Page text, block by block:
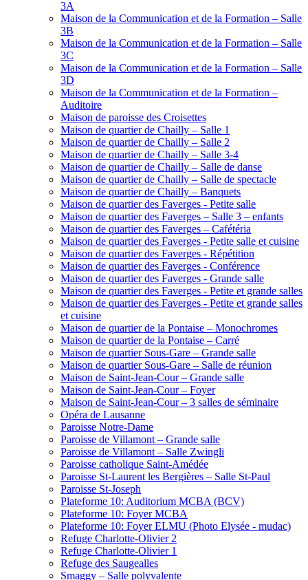
3A
Maison de la Communication et de la Formation – Salle
3B
Maison de la Communication et de la Formation – Salle
3C
Maison de la Communication et de la Formation – Salle
3D
Maison de la Communication et de la Formation –
Auditoire
Maison de paroisse des Croisettes
Maison de quartier de Chailly – Salle 1
Maison de quartier de Chailly – Salle 2
Maison de quartier de Chailly – Salle 3-4
Maison de quartier de Chailly – Salle de danse
Maison de quartier de Chailly – Salle de spectacle
Maison de quartier de Chailly – Banquets
Maison de quartier des Faverges - Petite salle
Maison de quartier des Faverges – Salle 3 – enfants
Maison de quartier des Faverges – Cafétéria
Maison de quartier des Faverges - Petite salle et cuisine
Maison de quartier des Faverges - Répétition
Maison de quartier des Faverges - Conférence
Maison de quartier des Faverges - Grande salle
Maison de quartier des Faverges - Petite et grande salles
Maison de quartier des Faverges - Petite et grande salles
et cuisine
Maison de quartier de la Pontaise – Monochromes
Maison de quartier de la Pontaise – Carré
Maison de quartier Sous-Gare – Grande salle
Maison de quartier Sous-Gare – Salle de réunion
Maison de Saint-Jean-Cour – Grande salle
Maison de Saint-Jean-Cour – Foyer
Maison de Saint-Jean-Cour – 3 salles de séminaire
Opéra de Lausanne
Paroisse Notre-Dame
Paroisse de Villamont – Grande salle
Paroisse de Villamont – Salle Zwingli
Paroisse catholique Saint-Amédée
Paroisse St-Laurent les Bergières – Salle St-Paul
Paroisse St-Joseph
Plateforme 10: Auditorium MCBA (BCV)
Plateforme 10: Foyer MCBA
Plateforme 10: Foyer ELMU (Photo Elysée - mudac)
Refuge Charlotte-Olivier 2
Refuge Charlotte-Olivier 1
Refuge des Saugealles
Smaggy – Salle polyvalente